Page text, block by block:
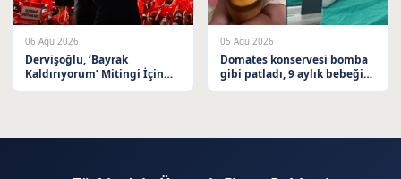
06 Ağu 2026
Dervişoğlu, ‘Bayrak
Kaldırıyorum’ Mitingi İçin
05 Ağu 2026
Domates konservesi bomba
gibi patladı, 9 aylık bebeğin